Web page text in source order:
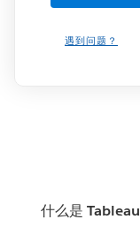
遇到问题？
什么是 Tableau